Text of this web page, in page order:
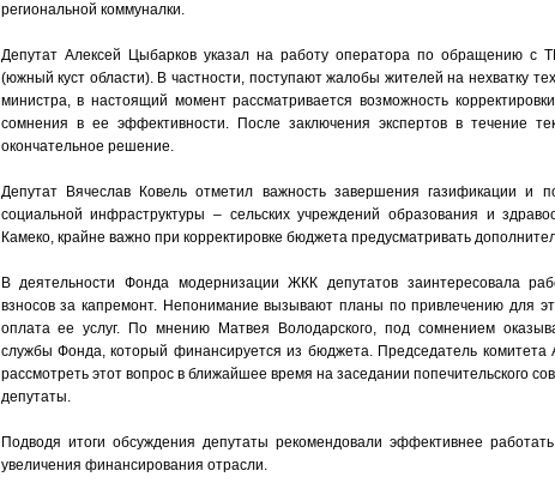
региональной коммуналки.
Депутат Алексей Цыбарков указал на работу оператора по обращению с
(южный куст области). В частности, поступают жалобы жителей на нехватку
министра, в настоящий момент рассматривается возможность
сомнения в ее эффективности. После заключения экспертов в течение
окончательное решение.
Депутат Вячеслав Ковель отметил важность завершения газификации и
социальной инфраструктуры – сельских учреждений образования и
Камеко, крайне важно при корректировке бюджета предусматривать
В деятельности Фонда модернизации ЖКК депутатов заинтересовала
взносов за капремонт. Непонимание вызывают планы по привлечению для
оплата ее услуг. По мнению Матвея Володарского, под сомнением
службы Фонда, который финансируется из бюджета. Председатель
рассмотреть этот вопрос в ближайшее время на заседании попечительского
депутаты.
Подводя итоги обсуждения депутаты рекомендовали эффективнее
увеличения финансирования отрасли.